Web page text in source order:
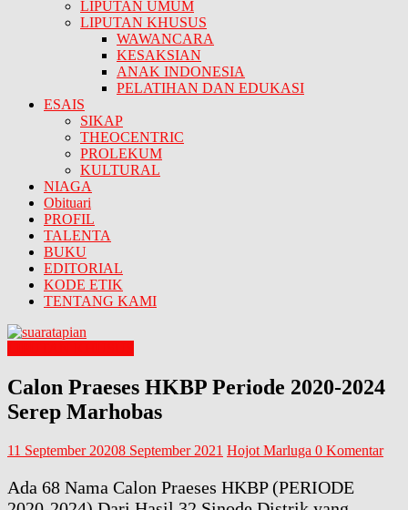
LIPUTAN UMUM
LIPUTAN KHUSUS
WAWANCARA
KESAKSIAN
ANAK INDONESIA
PELATIHAN DAN EDUKASI
ESAIS
SIKAP
THEOCENTRIC
PROLEKUM
KULTURAL
NIAGA
Obituari
PROFIL
TALENTA
BUKU
EDITORIAL
KODE ETIK
TENTANG KAMI
Calon Praeses HKBP Periode 2020-2024
Serep Marhobas
11 September 20208 September 2021 Hojot Marluga 0 Komentar
Ada 68 Nama Calon Praeses HKBP (PERIODE